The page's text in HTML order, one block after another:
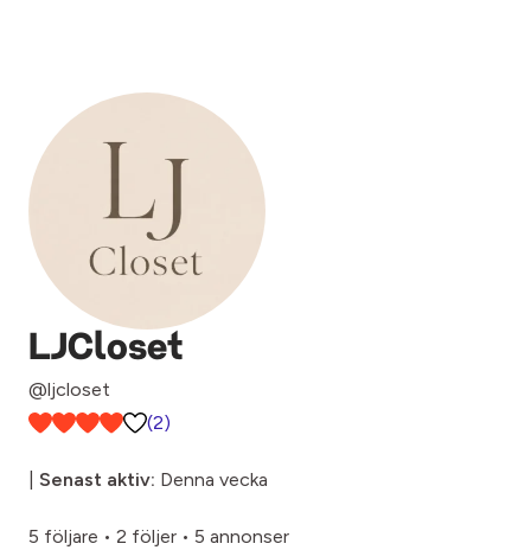
LJCloset
@ljcloset
(2)
Senast aktiv: Denna vecka
5 följare • 2 följer • 5 annonser